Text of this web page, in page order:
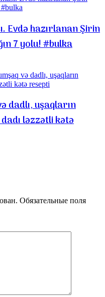
Evdə hazırlanan Şirin
7 yolu! #bulka
dadlı, uşaqların
ləzzətli kətə
Обязательные поля